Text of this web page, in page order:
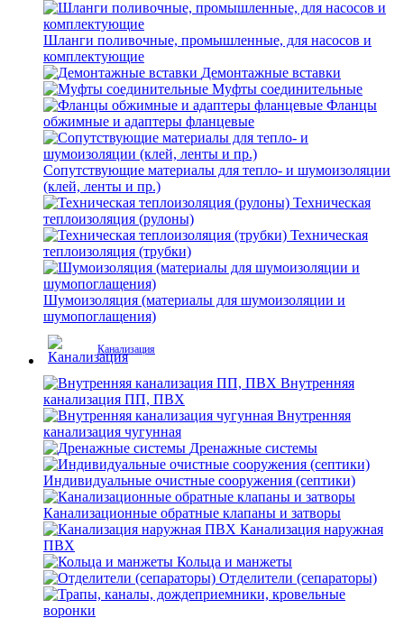
Шланги поливочные, промышленные, для насосов и
комплектующие
Демонтажные вставки
Муфты соединительные
Фланцы
обжимные и адаптеры фланцевые
Сопутствующие материалы для тепло- и шумоизоляции
(клей, ленты и пр.)
Техническая
теплоизоляция (рулоны)
Техническая
теплоизоляция (трубки)
Шумоизоляция (материалы для шумоизоляции и
шумопоглащения)
Канализация
Внутренняя
канализация ПП, ПВХ
Внутренняя
канализация чугунная
Дренажные системы
Индивидуальные очистные сооружения (септики)
Канализационные обратные клапаны и затворы
Канализация наружная
ПВХ
Кольца и манжеты
Отделители (сепараторы)